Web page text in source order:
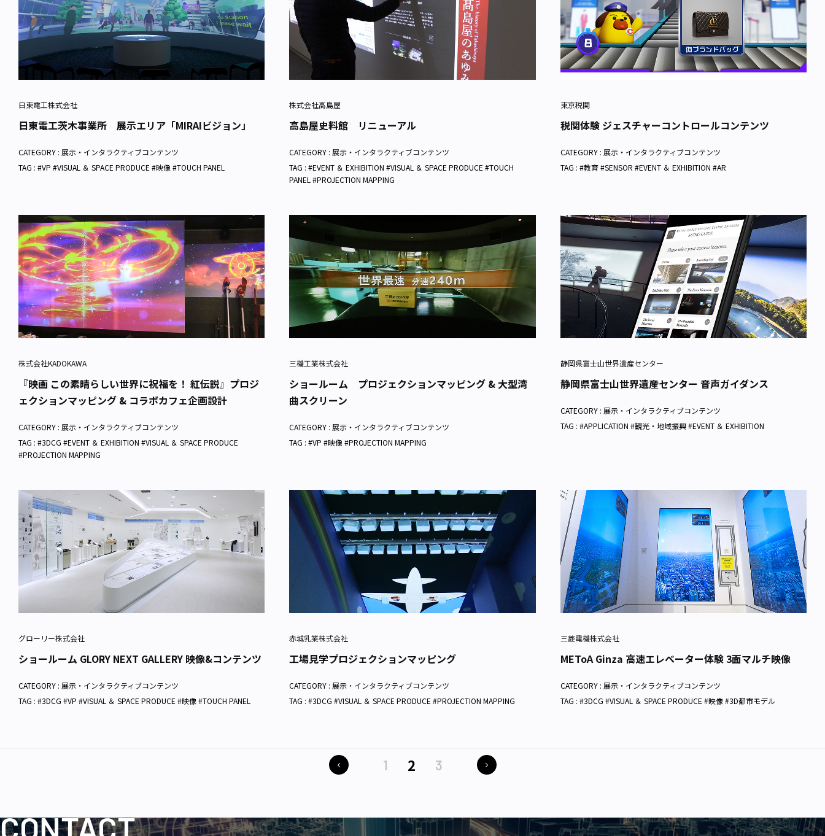
日東電工株式会社
日東電工茨木事業所 展示エリア「MIRAIビジョン」
CATEGORY : 展示・インタラクティブコンテンツ
TAG : #VP #VISUAL ＆ SPACE PRODUCE #映像 #TOUCH PANEL
株式会社高島屋
高島屋史料館 リニューアル
CATEGORY : 展示・インタラクティブコンテンツ
TAG : #EVENT ＆ EXHIBITION #VISUAL ＆ SPACE PRODUCE #TOUCH
PANEL #PROJECTION MAPPING
東京税関
税関体験 ジェスチャーコントロールコンテンツ
CATEGORY : 展示・インタラクティブコンテンツ
TAG : #教育 #SENSOR #EVENT ＆ EXHIBITION #AR
株式会社KADOKAWA
『映画 この素晴らしい世界に祝福を！ 紅伝説』プロジ
ェクションマッピング & コラボカフェ企画設計
CATEGORY : 展示・インタラクティブコンテンツ
TAG : #3DCG #EVENT ＆ EXHIBITION #VISUAL ＆ SPACE PRODUCE
#PROJECTION MAPPING
三機工業株式会社
ショールーム プロジェクションマッピング & 大型湾
曲スクリーン
CATEGORY : 展示・インタラクティブコンテンツ
TAG : #VP #映像 #PROJECTION MAPPING
静岡県富士山世界遺産センター
静岡県富士山世界遺産センター 音声ガイダンス
CATEGORY : 展示・インタラクティブコンテンツ
TAG : #APPLICATION #観光・地域振興 #EVENT ＆ EXHIBITION
グローリー株式会社
ショールーム GLORY NEXT GALLERY 映像&コンテンツ
CATEGORY : 展示・インタラクティブコンテンツ
TAG : #3DCG #VP #VISUAL ＆ SPACE PRODUCE #映像 #TOUCH PANEL
赤城乳業株式会社
工場見学プロジェクションマッピング
CATEGORY : 展示・インタラクティブコンテンツ
TAG : #3DCG #VISUAL ＆ SPACE PRODUCE #PROJECTION MAPPING
三菱電機株式会社
METoA Ginza 高速エレベーター体験 3面マルチ映像
CATEGORY : 展示・インタラクティブコンテンツ
TAG : #3DCG #VISUAL ＆ SPACE PRODUCE #映像 #3D都市モデル
1 2 3
CONTACT